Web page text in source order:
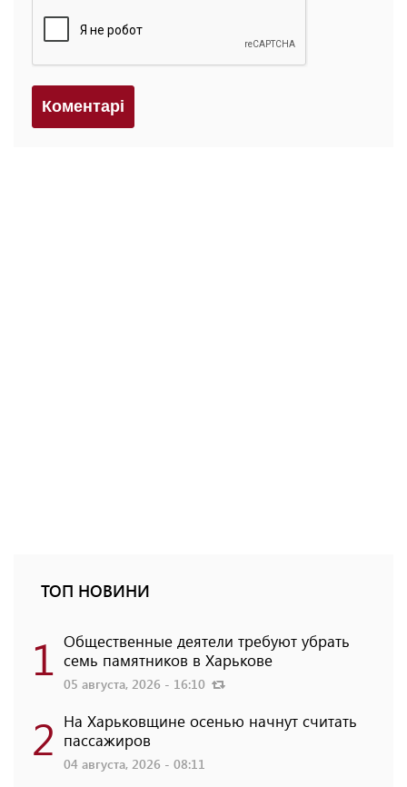
Коментарi
ТОП НОВИНИ
1 Общественные деятели требуют убрать
семь памятников в Харькове
05 августа, 2026 - 16:10
2 На Харьковщине осенью начнут считать
пассажиров
04 августа, 2026 - 08:11